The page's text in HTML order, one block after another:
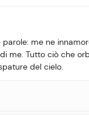
me ne
Tutto ciò che
del cielo.